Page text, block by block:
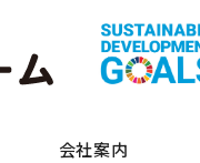
会社案内